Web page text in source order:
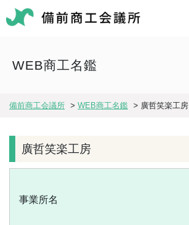
WEB商工名鑑
備前商工会議所 > WEB商工名鑑 > 廣哲笑楽工房
廣哲笑楽工房
事業所名